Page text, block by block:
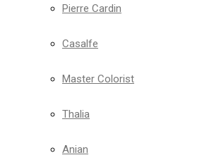
Pierre Cardin
Casalfe
Master Colorist
Thalia
Anian